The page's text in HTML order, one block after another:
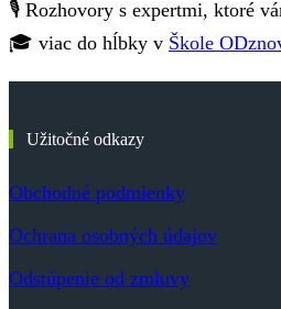
🎙️ Rozhovory s expertmi, ktoré
🎓 viac do hĺbky v Škole
Užitočné odkazy
Obchodné podmienky
Ochrana osobných údajov
Odstúpenie od zmluvy